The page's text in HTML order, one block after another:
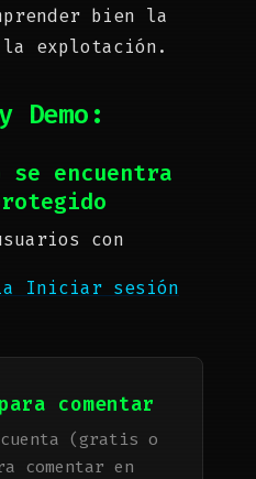
bien la
explotación.
Demo:
se encuentra
con
Iniciar sesión
comentar
(gratis o
comentar en